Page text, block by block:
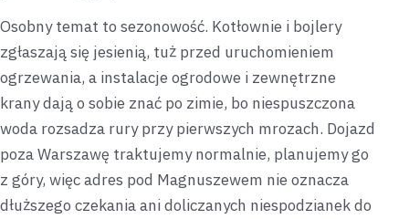
Osobny temat to sezonowość. Kotłownie i bojlery
zgłaszają się jesienią, tuż przed uruchomieniem
ogrzewania, a instalacje ogrodowe i zewnętrzne
krany dają o sobie znać po zimie, bo niespuszczona
woda rozsadza rury przy pierwszych mrozach. Dojazd
poza Warszawę traktujemy normalnie, planujemy go
z góry, więc adres pod Magnuszewem nie oznacza
dłuższego czekania ani doliczanych niespodzianek do